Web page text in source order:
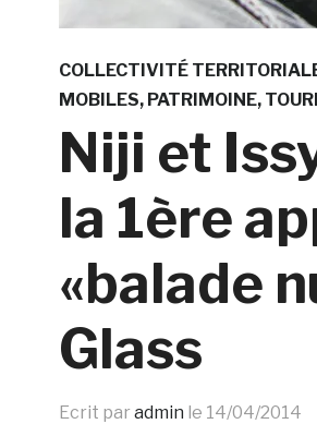
COLLECTIVITÉ
MOBILES PATRIMOINE
Niji et
la 1ère
«balade
Glass
Ecrit par admin le 14/04/2014